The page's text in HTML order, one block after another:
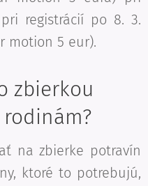
registrácií po 8. 3.
motion 5 eur).
zbierkou
na zbierke potravín
ktoré to potrebujú,